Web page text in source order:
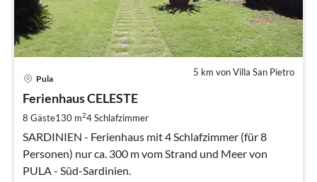
5 km von Villa San Pietro
Pula
Ferienhaus CELESTE
8 Gäste130 m24Schlafzimmer
SARDINIEN - Ferienhaus mit 4 Schlafzimmer (für 8
Personen) nur ca. 300 m vom Strand und Meer von
PULA - Süd-Sardinien.